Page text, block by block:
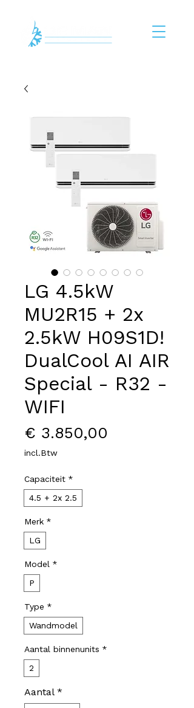
LG 4.5kW
MU2R15 + 2x
2.5kW H09S1D!
DualCool AI AIR
Special - R32 -
WIFI
€ 3.850,00
incl.Btw
Capaciteit *
4.5 + 2x 2.5
Merk *
LG
Model *
P
Type *
Wandmodel
Aantal binnenunits *
2
Aantal *